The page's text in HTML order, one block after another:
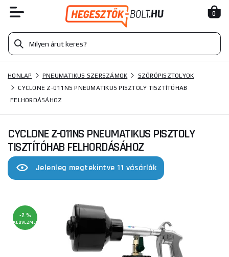
0
HONLAP PNEUMATIKUS SZERSZÁMOK
SZÓRÓPISZTOLYOK
CYCLONE Z-011NS PNEUMATIKUS PISZTOLY TISZTÍTÓHAB
FELHORDÁSÁHOZ
CYCLONE Z-011NS PNEUMATIKUS PISZTOLY
TISZTÍTÓHAB FELHORDÁSÁHOZ
Jelenleg megtekintve 11 vásárlók
-2 %
KEDVEZMÉNY